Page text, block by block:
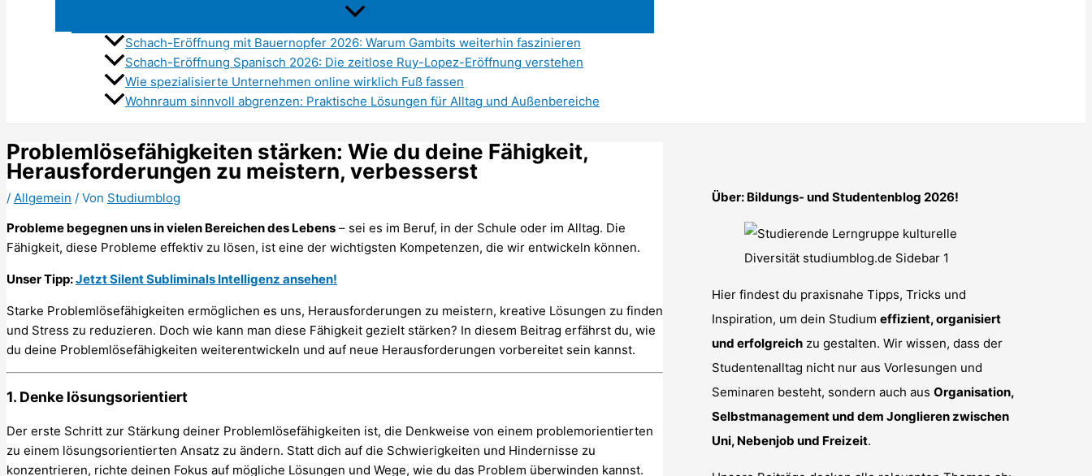
Schach-Eröffnung mit Bauernopfer 2026: Warum Gambits weiterhin faszinieren
Schach-Eröffnung Spanisch 2026: Die zeitlose Ruy-Lopez-Eröffnung verstehen
Wie spezialisierte Unternehmen online wirklich Fuß fassen
Wohnraum sinnvoll abgrenzen: Praktische Lösungen für Alltag und Außenbereiche
Problemlösefähigkeiten stärken: Wie du deine Fähigkeit,
Herausforderungen zu meistern, verbesserst
/ Allgemein / Von Studiumblog
Probleme begegnen uns in vielen Bereichen des Lebens – sei es im Beruf, in der Schule oder im Alltag. Die
Fähigkeit, diese Probleme effektiv zu lösen, ist eine der wichtigsten Kompetenzen, die wir entwickeln können.
Unser Tipp:Jetzt Silent Subliminals Intelligenz ansehen!
Starke Problemlösefähigkeiten ermöglichen es uns, Herausforderungen zu meistern, kreative Lösungen zu finden
und Stress zu reduzieren. Doch wie kann man diese Fähigkeit gezielt stärken? In diesem Beitrag erfährst du, wie
du deine Problemlösefähigkeiten weiterentwickeln und auf neue Herausforderungen vorbereitet sein kannst.
1. Denke lösungsorientiert
Der erste Schritt zur Stärkung deiner Problemlösefähigkeiten ist, die Denkweise von einem problemorientierten
zu einem lösungsorientierten Ansatz zu ändern. Statt dich auf die Schwierigkeiten und Hindernisse zu
konzentrieren, richte deinen Fokus auf mögliche Lösungen und Wege, wie du das Problem überwinden kannst.
Über: Bildungs- und Studentenblog 2026!
Hier findest du praxisnahe Tipps, Tricks und
Inspiration, um dein Studium effizient, organisiert
und erfolgreich zu gestalten. Wir wissen, dass der
Studentenalltag nicht nur aus Vorlesungen und
Seminaren besteht, sondern auch aus Organisation,
Selbstmanagement und dem Jonglieren zwischen
Uni, Nebenjob und Freizeit.